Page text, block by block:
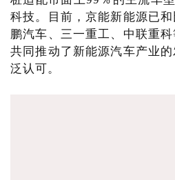
科技。目前，京能新能源已
鹏汽车、三一重工、中联重
共同推动了新能源汽车产业
泛认可。